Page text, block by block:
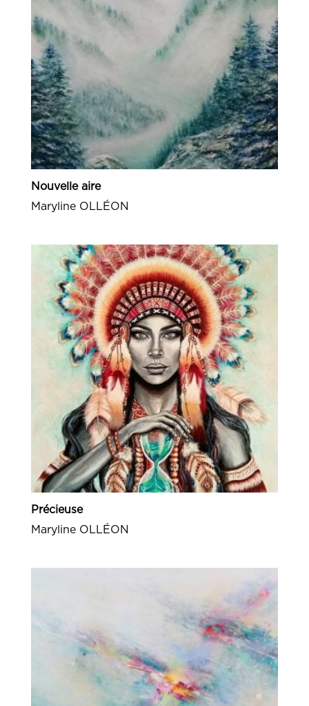
Nouvelle aire
Maryline OLLÉON
Précieuse
Maryline OLLÉON